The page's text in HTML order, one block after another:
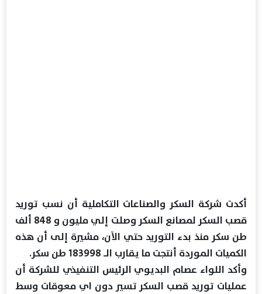
أكدت شركة السكر والصناعات التكاملية أن نسب توريد
قصب السكر لمصانع السكر وصلت إلي مليون و 848 ألف
طن سكر منذ بدء ‏التوريد حتي الآن، مشيرة إلى أن هذه
الكميات ‏الموردة أنتجت ما يقارب الــ 183998 طن سكر.
وأكد اللواء عصام البديوي الرئيس التنفيذي للشركة أن
عمليات توريد قصب السكر تسير دون اي ‏معوقات وسط